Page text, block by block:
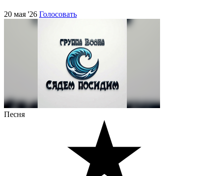
20 мая '26 Голосовать
Песня